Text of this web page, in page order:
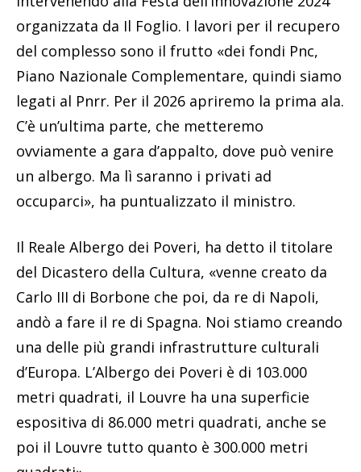
organizzata da Il Foglio. I lavori per il recupero
del complesso sono il frutto «dei fondi Pnc,
Piano Nazionale Complementare, quindi siamo
legati al Pnrr. Per il 2026 apriremo la prima ala.
C’è un’ultima parte, che metteremo
ovviamente a gara d’appalto, dove può venire
un albergo. Ma lì saranno i privati ad
occuparci», ha puntualizzato il ministro.
Il Reale Albergo dei Poveri, ha detto il titolare
del Dicastero della Cultura, «venne creato da
Carlo III di Borbone che poi, da re di Napoli,
andò a fare il re di Spagna. Noi stiamo creando
una delle più grandi infrastrutture culturali
d’Europa. L’Albergo dei Poveri è di 103.000
metri quadrati, il Louvre ha una superficie
espositiva di 86.000 metri quadrati, anche se
poi il Louvre tutto quanto è 300.000 metri